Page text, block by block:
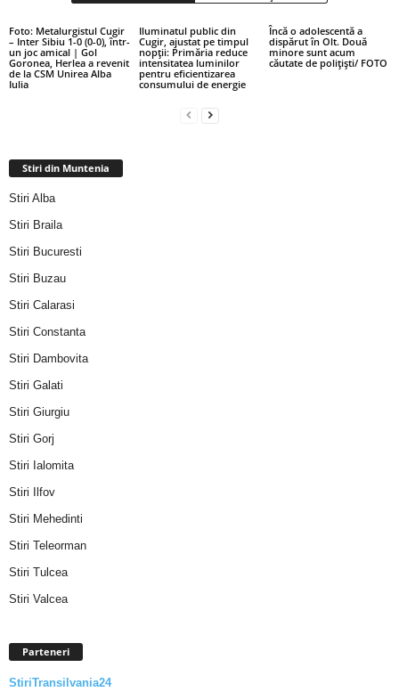
Foto: Metalurgistul Cugir
– Inter Sibiu 1-0 (0-0), într-
un joc amical | Gol
Goronea, Herlea a revenit
de la CSM Unirea Alba
Iulia
Iluminatul public din
Cugir, ajustat pe timpul
nopții: Primăria reduce
intensitatea luminilor
pentru eficientizarea
consumului de energie
Încă o adolescentă a
dispărut în Olt. Două
minore sunt acum
căutate de polițiști/ FOTO
Stiri din Muntenia
Stiri Alba
Stiri Braila
Stiri Bucuresti
Stiri Buzau
Stiri Calarasi
Stiri Constanta
Stiri Dambovita
Stiri Galati
Stiri Giurgiu
Stiri Gorj
Stiri Ialomita
Stiri Ilfov
Stiri Mehedinti
Stiri Teleorman
Stiri Tulcea
Stiri Valcea
Parteneri
StiriTransilvania24